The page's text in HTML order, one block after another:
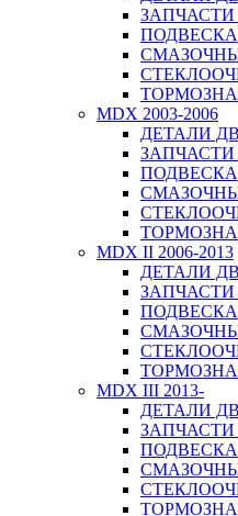
ЗАПЧАСТИ
ПОДВЕСКА
MDX 2003-2006
ДЕТАЛИ
ЗАПЧАСТИ
ПОДВЕСКА
MDX II 2006-2013
ДЕТАЛИ
ЗАПЧАСТИ
ПОДВЕСКА
MDX III 2013-
ДЕТАЛИ
ЗАПЧАСТИ
ПОДВЕСКА